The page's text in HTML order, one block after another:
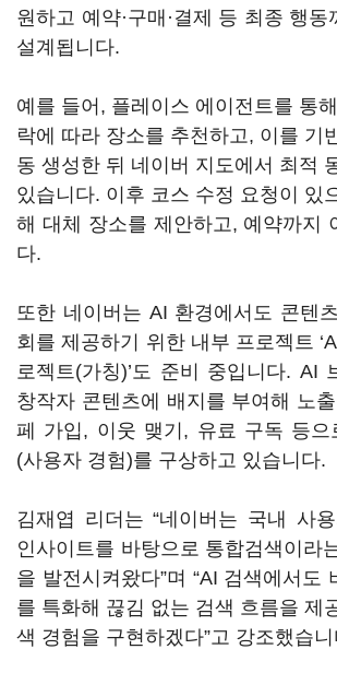
원하고 예약·구매·결제 등 최종 행
설계됩니다.
예를 들어, 플레이스 에이전트를 통
락에 따라 장소를 추천하고, 이를 기
동 생성한 뒤 네이버 지도에서 최적
있습니다. 이후 코스 수정 요청이 있
해 대체 장소를 제안하고, 예약까지
다.
또한 네이버는 AI 환경에서도 콘텐
회를 제공하기 위한 내부 프로젝트
로젝트(가칭)’도 준비 중입니다. AI
창작자 콘텐츠에 배지를 부여해 노
페 가입, 이웃 맺기, 유료 구독 등으
(사용자 경험)를 구상하고 있습니다.
김재엽 리더는 “네이버는 국내 사
인사이트를 바탕으로 통합검색이라
을 발전시켜왔다”며 “AI 검색에서도
를 특화해 끊김 없는 검색 흐름을 제
색 경험을 구현하겠다”고 강조했습니